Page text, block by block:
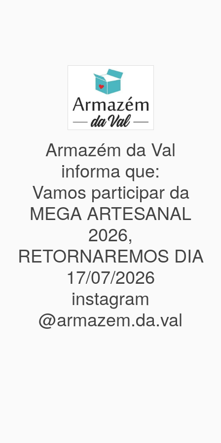
Armazém da Val
informa que:
Vamos participar da
MEGA ARTESANAL
2026,
RETORNAREMOS DIA
17/07/2026
instagram
@armazem.da.val